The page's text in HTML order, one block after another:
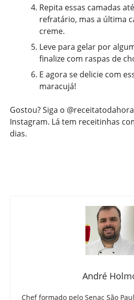
Repita essas camadas
refratário, mas a última
creme.
Leve para gelar por
finalize com raspas de
E agora se delicie com
maracujá!
Gostou? Siga o
Instagram. Lá tem receitinhas
dias.
André
Chef formado pelo Senac São